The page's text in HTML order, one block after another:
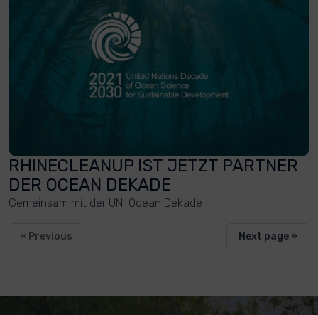
RHINECLEANUP IST JETZT PARTNER
DER OCEAN DEKADE
Gemeinsam mit der UN-Ocean Dekade
« Previous Next page »